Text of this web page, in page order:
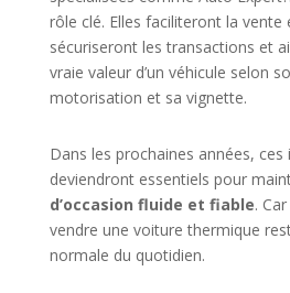
rôle clé. Elles faciliteront la vente
sécuriseront les transactions et
vraie valeur d’un véhicule selon
motorisation et sa vignette.
Dans les prochaines années, ces
deviendront essentiels pour
d’occasion fluide et fiable.
vendre une voiture thermique
normale du quotidien.